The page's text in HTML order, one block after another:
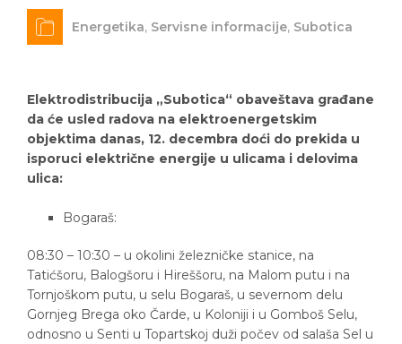
Energetika, Servisne informacije, Subotica
Elektrodistribucija „Subotica“ obaveštava građane
da će usled radova na elektroenergetskim
objektima danas, 12. decembra doći do prekida u
isporuci električne energije u ulicama i delovima
ulica:
Bogaraš:
08:30 – 10:30 – u okolini železničke stanice, na
Tatićšoru, Balogšoru i Hireššoru, na Malom putu i na
Tornjoškom putu, u selu Bogaraš, u severnom delu
Gornjeg Brega oko Čarde, u Koloniji i u Gomboš Selu,
odnosno u Senti u Topartskoj duži počev od salaša Sel u